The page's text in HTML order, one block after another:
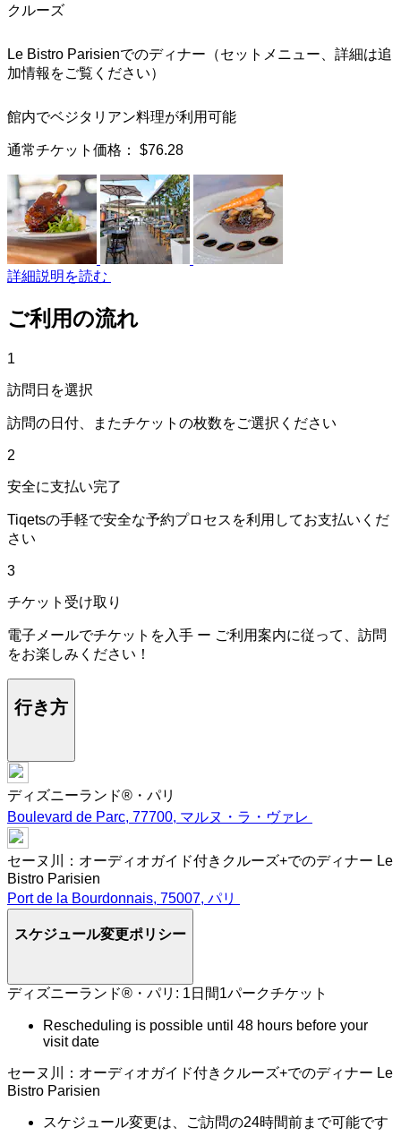
クルーズ
Le Bistro Parisienでのディナー（セットメニュー、詳細は追
加情報をご覧ください）
館内でベジタリアン料理が利用可能
通常チケット価格： $76.28
詳細説明を読む
ご利用の流れ
1
訪問日を選択
訪問の日付、またチケットの枚数をご選択ください
2
安全に支払い完了
Tiqetsの手軽で安全な予約プロセスを利用してお支払いくだ
さい
3
チケット受け取り
電子メールでチケットを入手 ー ご利用案内に従って、訪問
をお楽しみください！
行き方
ディズニーランド®・パリ
Boulevard de Parc, 77700, マルヌ・ラ・ヴァレ
セーヌ川：オーディオガイド付きクルーズ+でのディナー Le
Bistro Parisien
Port de la Bourdonnais, 75007, パリ
スケジュール変更ポリシー
ディズニーランド®・パリ: 1日間1パークチケット
Rescheduling is possible until 48 hours before your
visit date
セーヌ川：オーディオガイド付きクルーズ+でのディナー Le
Bistro Parisien
スケジュール変更は、ご訪問の24時間前まで可能です